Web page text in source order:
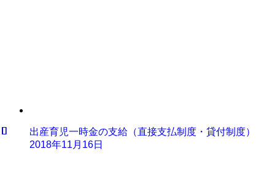
出産育児一時金の支給（直接支払制度・貸付制度）
2018年11月16日